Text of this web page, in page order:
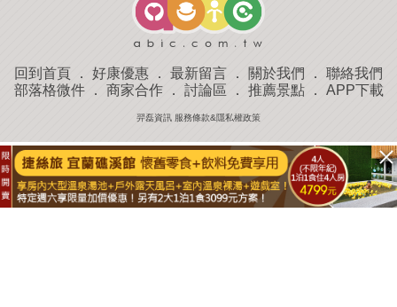
回到首頁 ． 好康優惠 ． 最新留言 ． 關於我們 ． 聯絡我們
部落格微件． 商家合作． 討論區 ． 推薦景點． APP下載
羿磊資訊 服務條款&隱私權政策